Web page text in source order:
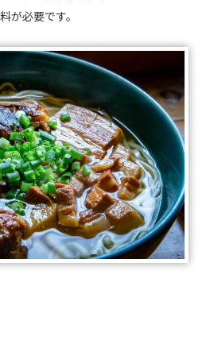
が必要です。